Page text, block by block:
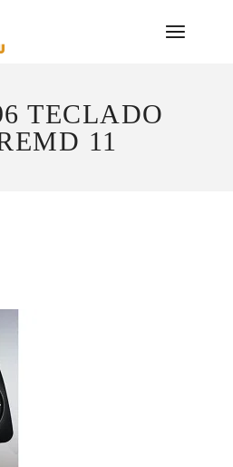
TECLADO
11